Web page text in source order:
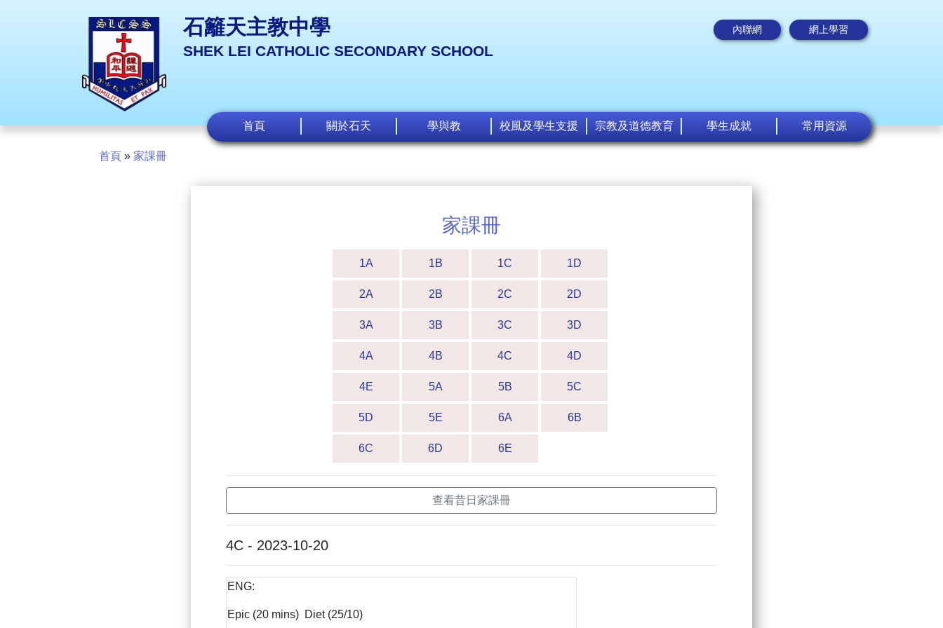
石籬天主教中學
SHEK LEI CATHOLIC SECONDARY SCHOOL
內聯網 網上學習
首頁 關於石天 學與教 校風及學生支援 宗教及道德教育 學生成就 常用資源
首頁 » 家課冊
家課冊
1A 1B 1C 1D
2A 2B 2C 2D
3A 3B 3C 3D
4A 4B 4C 4D
4E 5A 5B 5C
5D 5E 6A 6B
6C 6D 6E
查看昔日家課冊
4C - 2023-10-20
ENG:
Epic (20 mins) Diet (25/10)